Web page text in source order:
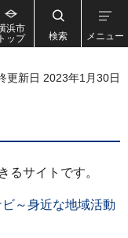
浜市
トップ
検索 メニュー
更新日 2023年1月30日
るサイトです。
～身近な地域活動